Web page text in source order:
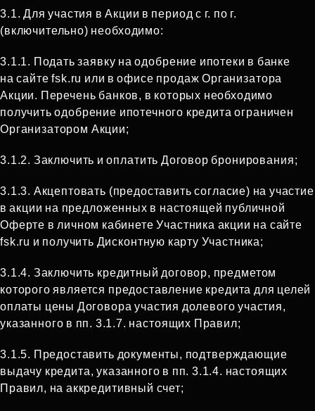
3.1. Для участия в Акции в период с г. по г.
(включительно) необходимо:
3.1.1. Подать заявку на одобрение ипотеки в банке
на сайте fsk.ru или в офисе продаж Организатора
Акции. Перечень банков, в которых необходимо
получить одобрение ипотечного кредита ограничен
Организатором Акции;
3.1.2. Заключить и оплатить Договор бронирования;
3.1.3. Акцептовать (предоставить согласие) на участие
в акции на предложенных в настоящей публичной
Оферте в личном кабинете Участника акции на сайте
fsk.ru и получить Дисконтную карту Участника;
3.1.4. Заключить кредитный договор, предметом
которого является предоставление кредита для целей
оплаты цены Договора участия долевого участия,
указанного в пп. 3.1.7. настоящих Правил;
3.1.5. Предоставить документы, подтверждающие
выдачу кредита, указанного в пп. 3.1.4. настоящих
Правил, на аккредитивный счет;